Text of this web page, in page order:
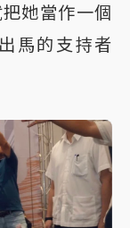
她當作一個
馬的支持者